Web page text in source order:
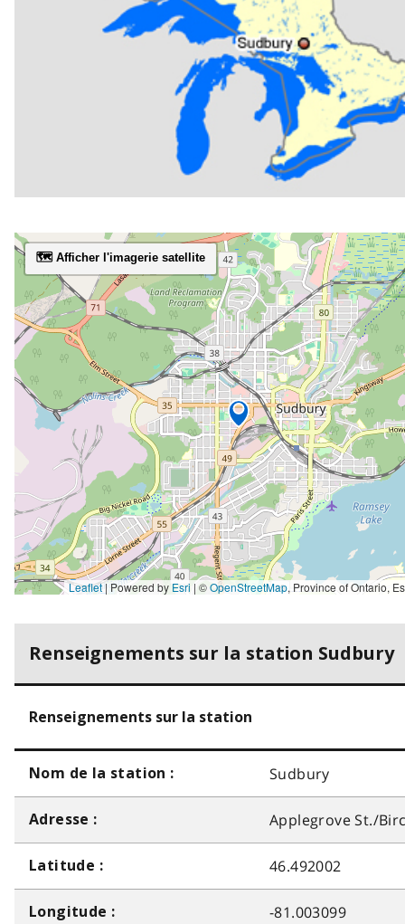
🗺️ Afficher l'imagerie satellite
Leaflet| Powered by Esri | ©OpenStreetMap, Province of Ontario, Esri Canada, Earthstar Geographics, TomTom, Garmin, SafeGraph, GeoTechnologies, Inc, METI/NASA, USGS, EPA,
Renseignements sur la station Sudbury
Renseignements sur la station
Nom de la station : Sudbury
Adresse : Applegrove St./
Latitude : 46.492002
Longitude : -81.003099